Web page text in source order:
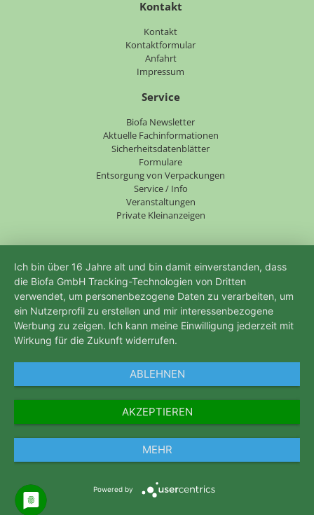
Kontakt
Kontakt
Kontaktformular
Anfahrt
Impressum
Service
Biofa Newsletter
Aktuelle Fachinformationen
Sicherheitsdatenblätter
Formulare
Entsorgung von Verpackungen
Service / Info
Veranstaltungen
Private Kleinanzeigen
Ich bin über 16 Jahre alt und bin damit einverstanden, dass
die Biofa GmbH Tracking-Technologien von Dritten
verwendet, um personenbezogene Daten zu verarbeiten, um
ein Nutzerprofil zu erstellen und mir interessenbezogene
Werbung zu zeigen. Ich kann meine Einwilligung jederzeit mit
Wirkung für die Zukunft widerrufen.
ABLEHNEN
AKZEPTIEREN
MEHR
Powered by